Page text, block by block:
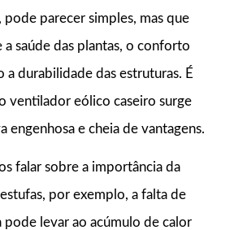
parecer simples, mas que
saúde das plantas, o conforto
a durabilidade das estruturas. É
ventilador eólico caseiro surge
engenhosa e cheia de vantagens.
falar sobre a importância da
por exemplo, a falta de
pode levar ao acúmulo de calor